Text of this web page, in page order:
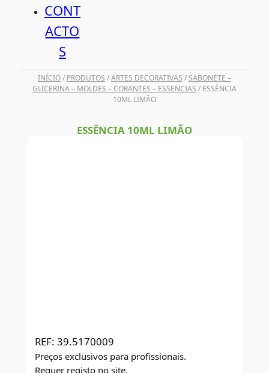
CONT
ACTO
S
INÍCIO/ PRODUTOS /ARTES DECORATIVAS /SABONETE –
GLICERINA – MOLDES – CORANTES – ESSENCIAS / ESSÊNCIA
10ML LIMÃO
ESSÊNCIA 10ML LIMÃO
REF: 39.5170009
Preços exclusivos para profissionais.
Requer registo no site.